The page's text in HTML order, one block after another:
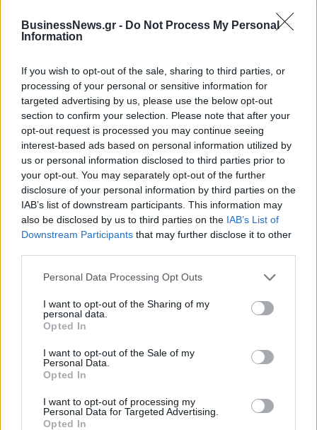
BusinessNews.gr - Do Not Process My Personal
Information
If you wish to opt-out of the sale, sharing to third parties, or
processing of your personal or sensitive information for
targeted advertising by us, please use the below opt-out
section to confirm your selection. Please note that after your
opt-out request is processed you may continue seeing
interest-based ads based on personal information utilized by
us or personal information disclosed to third parties prior to
your opt-out. You may separately opt-out of the further
disclosure of your personal information by third parties on the
IAB’s list of downstream participants. This information may
also be disclosed by us to third parties on the IAB’s List of
Downstream Participants that may further disclose it to other
Personal Data Processing Opt Outs
I want to opt-out of the Sharing of my
personal data.
Opted In
I want to opt-out of the Sale of my
Personal Data.
Opted In
I want to opt-out of processing my
Personal Data for Targeted Advertising.
Opted In
«Έριξε τις απαιτήσεις του για Γουόκαπ ο Ολυμπιακός – Ζητά δύο
εκατομμύρια από την Ντουμπάι»
Στον Ερυθρό Αστέρα ο
Γουάιλερ-Μπαμπ (pic)
Στα 15 δισ. ευρώ ο στόχος για
νέα δάνεια το 2026 - Η
«ακτινογραφία» της
Όμιλος ΔΕΗ: Νέα συμφωνία για χαρτοφυλάκιο έργων ΑΠΕ άνω των 2
GW σε Πολωνία και Ουγγαρία
Fourlis: Συμφωνία για την
πώληση συμμετοχής στο Sofia
South Ring Mall έναντι 49,35
του Γρηγόρη Δημητριάδη - Ο
Γιάννης Αλαφούζος επιστρέφει